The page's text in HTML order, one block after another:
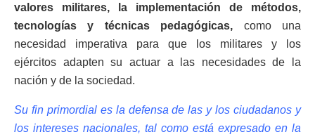
valores militares, la implementación de métodos,
tecnologías y técnicas pedagógicas, como una
necesidad imperativa para que los militares y los
ejércitos adapten su actuar a las necesidades de la
nación y de la sociedad.
Su fin primordial es la defensa de las y los ciudadanos y
los intereses nacionales, tal como está expresado en la